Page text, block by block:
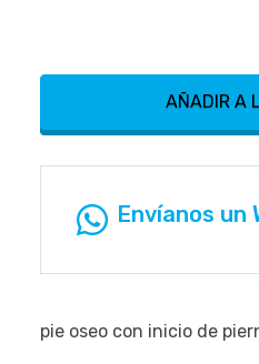
AÑADIR A
Envíanos un
pie oseo con inicio de